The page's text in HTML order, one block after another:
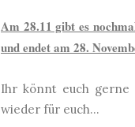
Am 28.11 gibt es
und endet am 28.
Ihr könnt euch gerne
wieder für euch...